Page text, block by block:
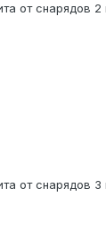
от снарядов 2
от снарядов 3